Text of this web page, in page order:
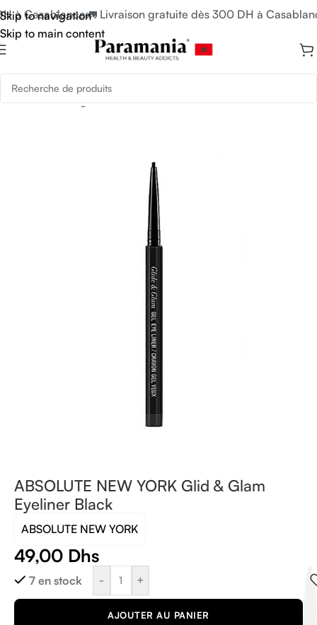
Skip to navigation
Skip to main content
à Casablanca🚛 Livraison gratuite dès 300 DH à
Accueil/Uncategorized
ABSOLUTE NEW YORK Glid & Glam
Eyeliner Black
ABSOLUTE NEW YORK
49,00 Dhs
7 en stock - +
AJOUTER AU PANIER